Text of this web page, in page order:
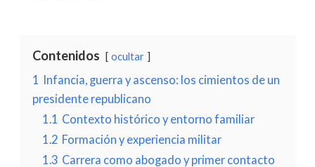
Contenidos ocultar
1 Infancia, guerra y ascenso: los cimientos de un
presidente republicano
1.1 Contexto histórico y entorno familiar
1.2 Formación y experiencia militar
1.3 Carrera como abogado y primer contacto